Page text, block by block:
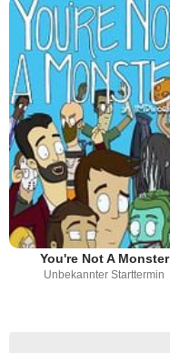
You're Not A Monster
Unbekannter Starttermin